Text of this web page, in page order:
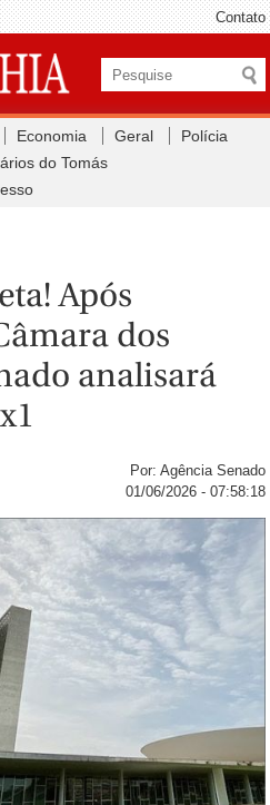
Contato
Economia Geral
Polícia
do Tomás
Após
dos
analisará
Por: Agência Senado
01/06/2026 - 07:58:18